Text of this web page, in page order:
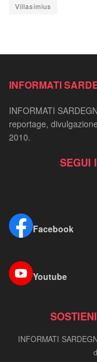
Villasimius
INFORMATI
INFORMATI
reportage,
2010.
SEGUI
Facebook
Youtube
INFORMATI